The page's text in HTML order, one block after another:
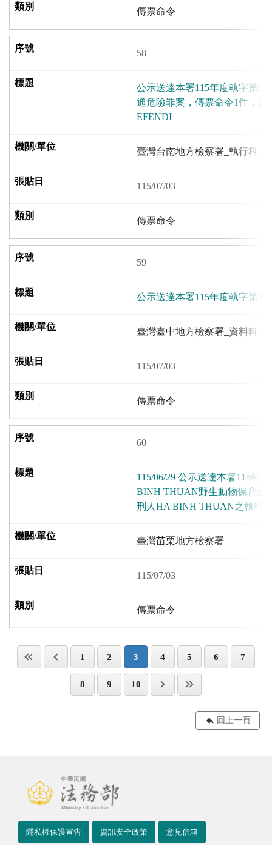
傳票命令
58
公示送達本署115年度執字第
通危險罪案，傳票命令1件，
EFENDI
臺灣台南地方檢察署_執行科
115/07/03
傳票命令
59
公示送達本署115年度執字第
臺灣臺中地方檢察署_資料科
115/07/03
傳票命令
60
115/06/29 公示送達本署115年
BINH THUAN野生動物保育法
刑人HA BINH THUAN之執行
臺灣苗栗地方檢察署
115/07/03
傳票命令
1 2 3 4 5 6 7
8 9 10
回上一頁
隱私權保護宣告 資訊安全政策 意見信箱